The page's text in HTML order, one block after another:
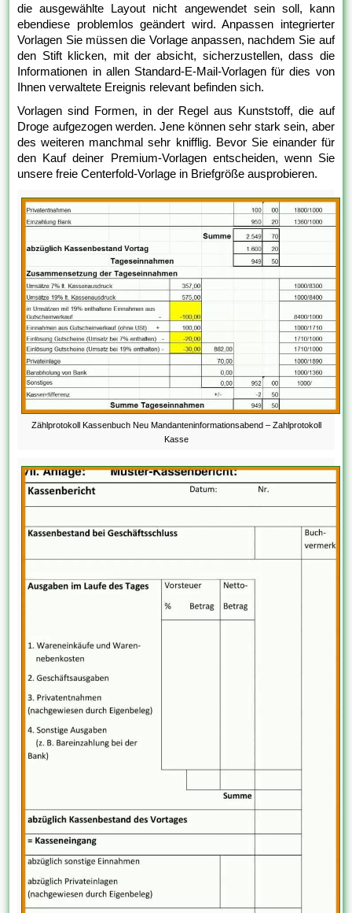
die ausgewählte Layout nicht angewendet sein soll, kann
ebendiese problemlos geändert wird. Anpassen integrierter
Vorlagen Sie müssen die Vorlage anpassen, nachdem Sie auf
den Stift klicken, mit der absicht, sicherzustellen, dass die
Informationen in allen Standard-E-Mail-Vorlagen für dies von
Ihnen verwaltete Ereignis relevant befinden sich.
Vorlagen sind Formen, in der Regel aus Kunststoff, die auf
Droge aufgezogen werden. Jene können sehr stark sein, aber
des weiteren manchmal sehr knifflig. Bevor Sie einander für
den Kauf deiner Premium-Vorlagen entscheiden, wenn Sie
unsere freie Centerfold-Vorlage in Briefgröße ausprobieren.
Zählprotokoll Kassenbuch Neu Mandanteninformationsabend – Zahlprotokoll
Kasse